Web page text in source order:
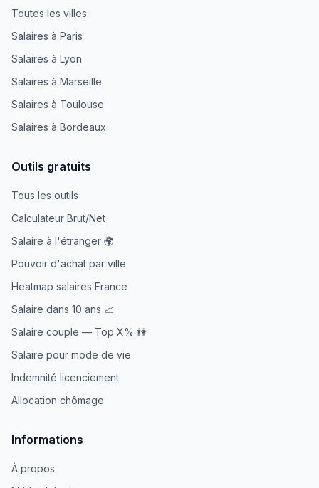
Toutes les villes
Salaires à Paris
Salaires à Lyon
Salaires à Marseille
Salaires à Toulouse
Salaires à Bordeaux
Outils gratuits
Tous les outils
Calculateur Brut/Net
Salaire à l'étranger 🌍
Pouvoir d'achat par ville
Heatmap salaires France
Salaire dans 10 ans 📈
Salaire couple — Top X% 👫
Salaire pour mode de vie
Indemnité licenciement
Allocation chômage
Informations
À propos